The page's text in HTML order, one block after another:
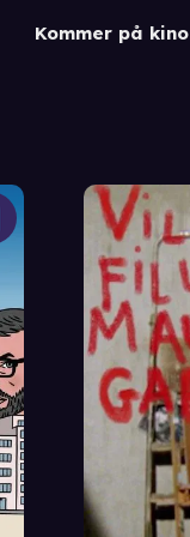
Kommer på kino